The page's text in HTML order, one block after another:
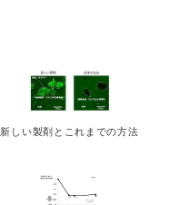
新しい製剤とこれまでの方法